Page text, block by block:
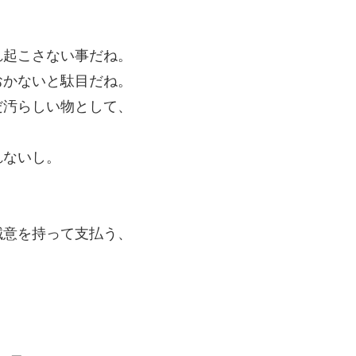
こさない事だね。
ないと駄目だね。
らしい物として、
いし。
を持って支払う、